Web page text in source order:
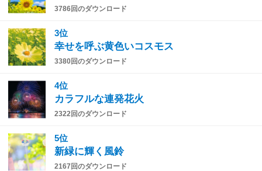
3786回のダウンロード
3位
幸せを呼ぶ黄色いコスモス
3380回のダウンロード
4位
カラフルな連発花火
2322回のダウンロード
5位
新緑に輝く風鈴
2167回のダウンロード